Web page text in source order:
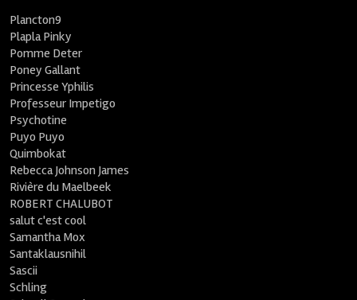
Plancton9
Plapla Pinky
Pomme Deter
Poney Gallant
Princesse Yphilis
Professeur Impetigo
Psychotine
Puyo Puyo
Quimbokat
Rebecca Johnson James
Rivière du Maelbeek
ROBERT CHALUBOT
salut c'est cool
Samantha Mox
Santaklausnihil
Sascii
Schling